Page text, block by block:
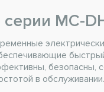
MC-
безопасны,
в обслуживании.